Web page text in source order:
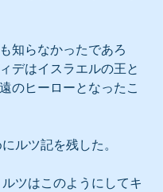
知らなかったであろ
デはイスラエルの王と
のヒーローとなったこ
ルツ記を残した。